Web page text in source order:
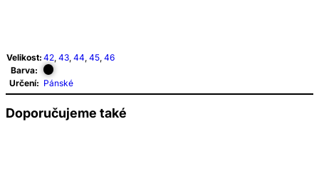
Velikost: 42, 43, 44, 45, 46
Barva:
Určení: Pánské
Doporučujeme také